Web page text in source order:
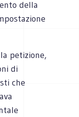
della
petizione,
di
che